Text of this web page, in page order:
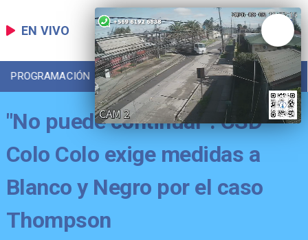
EN VIVO
PROGRAMACIÓN LOCAL DEPORTES
"No puede continuar": CSD
Colo Colo exige medidas a
Blanco y Negro por el caso
Thompson